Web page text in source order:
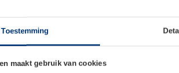
Toestemming
maakt gebruik van cookies